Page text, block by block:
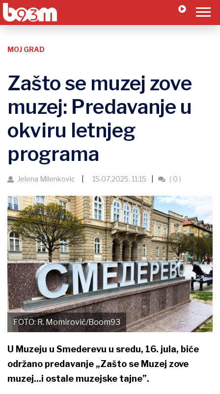
MOJ GRAD
Zašto se muzej zove
muzej: Predavanje u
okviru letnjeg
programa
Jelena Milenkovic 15.07.2025. 11:15 ( 0 )
FOTO: R. Momirović/Boom93
U Muzeju u Smederevu u sredu, 16. jula, biće
održano predavanje „Zašto se Muzej zove
muzej...i ostale muzejske tajne”.